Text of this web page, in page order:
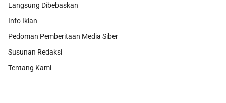
Langsung Dibebaskan
Info Iklan
Pedoman Pemberitaan Media Siber
Susunan Redaksi
Tentang Kami